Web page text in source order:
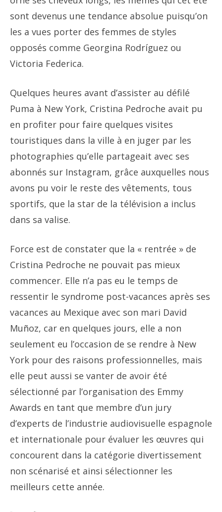
sont devenus une tendance absolue puisqu’on
les a vues porter des femmes de styles
opposés comme Georgina Rodríguez ou
Victoria Federica.
Quelques heures avant d’assister au défilé
Puma à New York, Cristina Pedroche avait pu
en profiter pour faire quelques visites
touristiques dans la ville à en juger par les
photographies qu’elle partageait avec ses
abonnés sur Instagram, grâce auxquelles nous
avons pu voir le reste des vêtements, tous
sportifs, que la star de la télévision a inclus
dans sa valise.
Force est de constater que la « rentrée » de
Cristina Pedroche ne pouvait pas mieux
commencer. Elle n’a pas eu le temps de
ressentir le syndrome post-vacances après ses
vacances au Mexique avec son mari David
Muñoz, car en quelques jours, elle a non
seulement eu l’occasion de se rendre à New
York pour des raisons professionnelles, mais
elle peut aussi se vanter de avoir été
sélectionné par l’organisation des Emmy
Awards en tant que membre d’un jury
d’experts de l’industrie audiovisuelle espagnole
et internationale pour évaluer les œuvres qui
concourent dans la catégorie divertissement
non scénarisé et ainsi sélectionner les
meilleurs cette année.